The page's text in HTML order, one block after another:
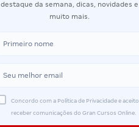
destaque da semana, dicas, novidades e
muito mais.
Concordo com a Política de Privacidade e aceito
receber comunicações do Gran Cursos Online.